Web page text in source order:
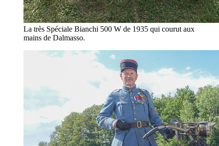
La très Spéciale Bianchi 500 W de 1935 qui courut aux
mains de Dalmasso.